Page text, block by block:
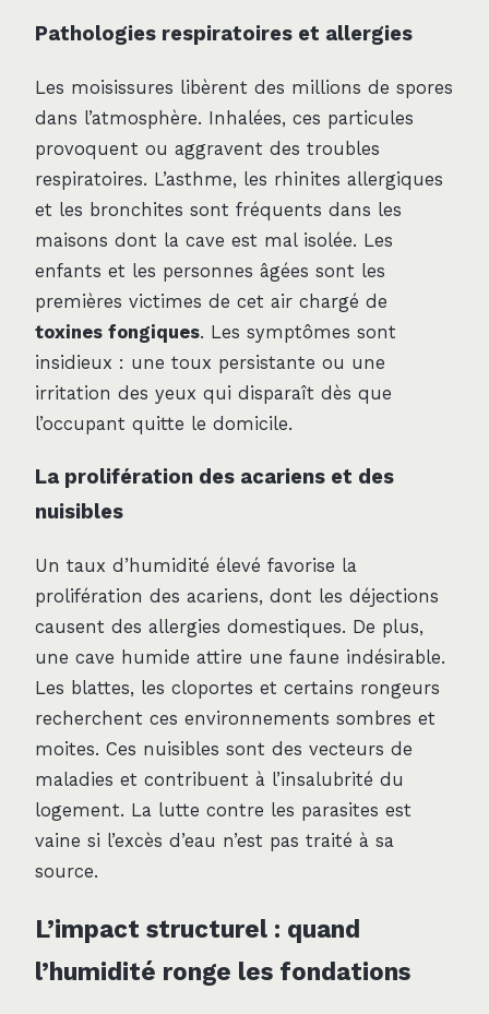
Pathologies respiratoires et allergies
Les moisissures libèrent des millions de spores
dans l’atmosphère. Inhalées, ces particules
provoquent ou aggravent des troubles
respiratoires. L’asthme, les rhinites allergiques
et les bronchites sont fréquents dans les
maisons dont la cave est mal isolée. Les
enfants et les personnes âgées sont les
premières victimes de cet air chargé de
toxines fongiques. Les symptômes sont
insidieux : une toux persistante ou une
irritation des yeux qui disparaît dès que
l’occupant quitte le domicile.
La prolifération des acariens et des
nuisibles
Un taux d’humidité élevé favorise la
prolifération des acariens, dont les déjections
causent des allergies domestiques. De plus,
une cave humide attire une faune indésirable.
Les blattes, les cloportes et certains rongeurs
recherchent ces environnements sombres et
moites. Ces nuisibles sont des vecteurs de
maladies et contribuent à l’insalubrité du
logement. La lutte contre les parasites est
vaine si l’excès d’eau n’est pas traité à sa
source.
L’impact structurel : quand
l’humidité ronge les fondations